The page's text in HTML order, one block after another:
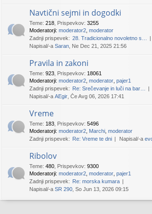
Navtični sejmi in dogodki
Teme: 218 Prispevkov: 3255
Moderatorji: moderator2 moderator
Zadnji prispevek: 28. Tradicionalno novoletno s…
Napisal/-a Saran , Ne Dec 21, 2025 21:56
Pravila in zakoni
Teme: 923 Prispevkov: 18061
Moderatorji: moderator2 moderator pajer1
Zadnji prispevek: Re: Srečevanje in luči na bar…
Napisal/-a AEgir , Če Avg 06, 2026 17:41
Vreme
Teme: 183 Prispevkov: 5496
Moderatorji: moderator2 Marchi moderator
Zadnji prispevek: Re: Vreme te dni Napisal/-a
Ribolov
Teme: 480 Prispevkov: 9300
Moderatorji: moderator2 moderator pajer1
Zadnji prispevek: Re: morska kumara
Napisal/-a SR 290 , So Jun 13, 2026 09:15